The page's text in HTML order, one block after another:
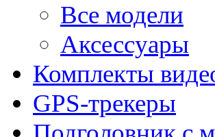
Все модели
Аксессуары
Комплекты
GPS-трекеры